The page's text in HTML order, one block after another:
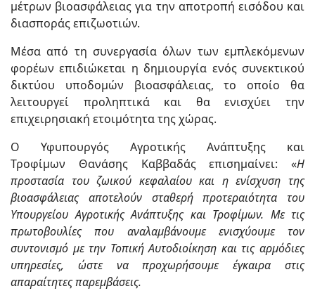
μέτρων βιοασφάλειας για την αποτροπή εισόδου και
διασποράς επιζωοτιών.
Μέσα από τη συνεργασία όλων των εμπλεκόμενων
φορέων επιδιώκεται η δημιουργία ενός συνεκτικού
δικτύου υποδομών βιοασφάλειας, το οποίο θα
λειτουργεί προληπτικά και θα ενισχύει την
επιχειρησιακή ετοιμότητα της χώρας.
Ο Υφυπουργός Αγροτικής Ανάπτυξης και
Τροφίμων Θανάσης Καββαδάς επισημαίνει: «Η
προστασία του ζωικού κεφαλαίου και η ενίσχυση της
βιοασφάλειας αποτελούν σταθερή προτεραιότητα του
Υπουργείου Αγροτικής Ανάπτυξης και Τροφίμων. Με τις
πρωτοβουλίες που αναλαμβάνουμε ενισχύουμε τον
συντονισμό με την Τοπική Αυτοδιοίκηση και τις αρμόδιες
υπηρεσίες, ώστε να προχωρήσουμε έγκαιρα στις
απαραίτητες παρεμβάσεις.